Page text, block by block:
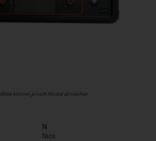
Bilder können je nach Modell abweichen
N
Nice